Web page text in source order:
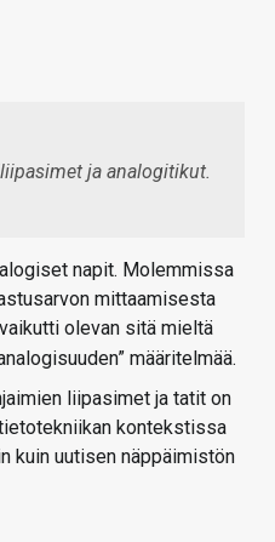
ja analogitikut.
napit. Molemmissa
mittaamisesta
vaikutti olevan sitä mieltä
määritelmää.
liipasimet ja tatit on
kontekstissa
kuin uutisen näppäimistön